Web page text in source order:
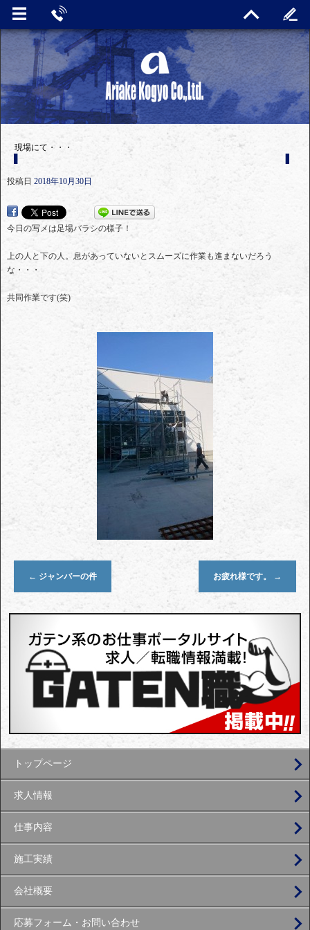
現場にて・・・
投稿日 2018年10月30日
今日の写メは足場バラシの様子！
上の人と下の人。息があっていないとスムーズに作業も進まないだろう
な・・・
共同作業です(笑)
← ジャンバーの件 お疲れ様です。 →
トップページ
求人情報
仕事内容
施工実績
会社概要
応募フォーム・お問い合わせ